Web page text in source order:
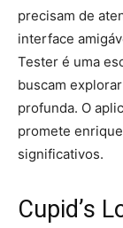
precisam de
interface
Tester é uma
buscam
profunda. O
promete
significativos.
Cupid’s